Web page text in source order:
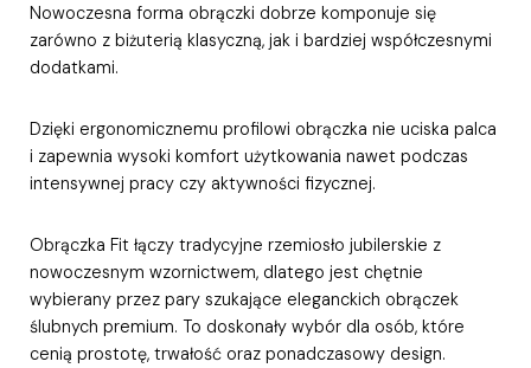
Nowoczesna forma obrączki dobrze komponuje się
zarówno z biżuterią klasyczną, jak i bardziej współczesnymi
dodatkami.
Dzięki ergonomicznemu profilowi obrączka nie uciska palca
i zapewnia wysoki komfort użytkowania nawet podczas
intensywnej pracy czy aktywności fizycznej.
Obrączka Fit łączy tradycyjne rzemiosło jubilerskie z
nowoczesnym wzornictwem, dlatego jest chętnie
wybierany przez pary szukające eleganckich obrączek
ślubnych premium. To doskonały wybór dla osób, które
cenią prostotę, trwałość oraz ponadczasowy design.